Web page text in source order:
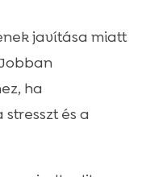
javítása miatt
ha
és a